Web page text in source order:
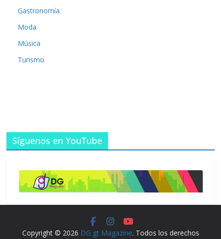
Gastronomía
Moda
Música
Turismo
Síguenos en YouTube
Copyright © 2026 DG gt Magazine. Todos los derechos